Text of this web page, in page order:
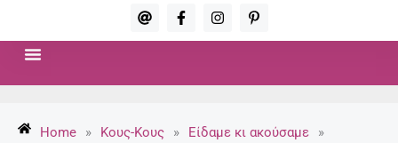
A
t
F
a
c
I
n
s
P
i
n
-
Home » Κους-Κους » Είδαμε κι ακούσαμε
»